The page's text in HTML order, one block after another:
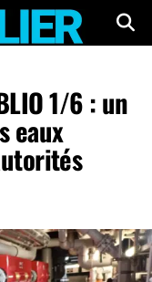
1/6 : un
eaux